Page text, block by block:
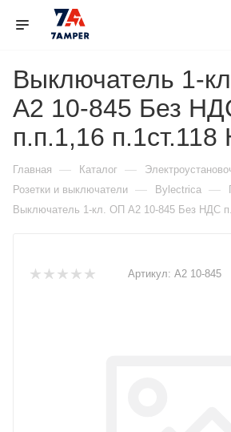
Выключатель 1-
А2 10-845 Без
п.п.1,16 п.1ст.118
Главная — Каталог —
Розетки и выключатели — Bylectrica —
Выключатель 1-кл. ОП А2 10-845 Без НДС
Артикул: А2 10-845